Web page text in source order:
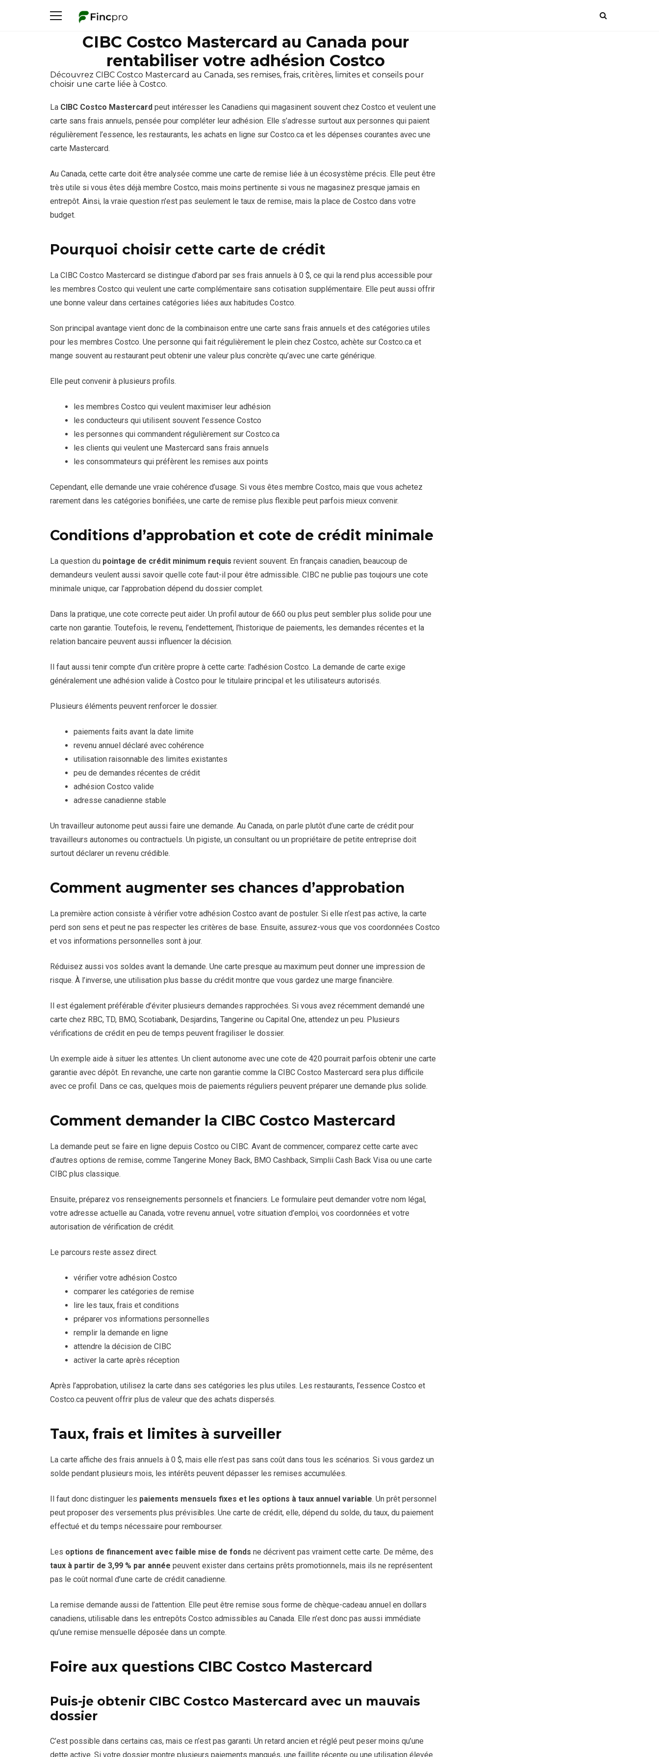
CIBC Costco Mastercard au Canada pour
rentabiliser votre adhésion Costco
Découvrez CIBC Costco Mastercard au Canada, ses remises, frais, critères, limites et conseils pour
choisir une carte liée à Costco.
La CIBC Costco Mastercard peut intéresser les Canadiens qui magasinent souvent chez Costco et veulent une
carte sans frais annuels, pensée pour compléter leur adhésion. Elle s’adresse surtout aux personnes qui paient
régulièrement l’essence, les restaurants, les achats en ligne sur Costco.ca et les dépenses courantes avec une
carte Mastercard.
Au Canada, cette carte doit être analysée comme une carte de remise liée à un écosystème précis. Elle peut être
très utile si vous êtes déjà membre Costco, mais moins pertinente si vous ne magasinez presque jamais en
entrepôt. Ainsi, la vraie question n’est pas seulement le taux de remise, mais la place de Costco dans votre
budget.
Pourquoi choisir cette carte de crédit
La CIBC Costco Mastercard se distingue d’abord par ses frais annuels à 0 $, ce qui la rend plus accessible pour
les membres Costco qui veulent une carte complémentaire sans cotisation supplémentaire. Elle peut aussi offrir
une bonne valeur dans certaines catégories liées aux habitudes Costco.
Son principal avantage vient donc de la combinaison entre une carte sans frais annuels et des catégories utiles
pour les membres Costco. Une personne qui fait régulièrement le plein chez Costco, achète sur Costco.ca et
mange souvent au restaurant peut obtenir une valeur plus concrète qu’avec une carte générique.
Elle peut convenir à plusieurs profils.
les membres Costco qui veulent maximiser leur adhésion
les conducteurs qui utilisent souvent l’essence Costco
les personnes qui commandent régulièrement sur Costco.ca
les clients qui veulent une Mastercard sans frais annuels
les consommateurs qui préfèrent les remises aux points
Cependant, elle demande une vraie cohérence d’usage. Si vous êtes membre Costco, mais que vous achetez
rarement dans les catégories bonifiées, une carte de remise plus flexible peut parfois mieux convenir.
Conditions d’approbation et cote de crédit minimale
La question du pointage de crédit minimum requis revient souvent. En français canadien, beaucoup de
demandeurs veulent aussi savoir quelle cote faut-il pour être admissible. CIBC ne publie pas toujours une cote
minimale unique, car l’approbation dépend du dossier complet.
Dans la pratique, une cote correcte peut aider. Un profil autour de 660 ou plus peut sembler plus solide pour une
carte non garantie. Toutefois, le revenu, l’endettement, l’historique de paiements, les demandes récentes et la
relation bancaire peuvent aussi influencer la décision.
Il faut aussi tenir compte d’un critère propre à cette carte: l’adhésion Costco. La demande de carte exige
généralement une adhésion valide à Costco pour le titulaire principal et les utilisateurs autorisés.
Plusieurs éléments peuvent renforcer le dossier.
paiements faits avant la date limite
revenu annuel déclaré avec cohérence
utilisation raisonnable des limites existantes
peu de demandes récentes de crédit
adhésion Costco valide
adresse canadienne stable
Un travailleur autonome peut aussi faire une demande. Au Canada, on parle plutôt d’une carte de crédit pour
travailleurs autonomes ou contractuels. Un pigiste, un consultant ou un propriétaire de petite entreprise doit
surtout déclarer un revenu crédible.
Comment augmenter ses chances d’approbation
La première action consiste à vérifier votre adhésion Costco avant de postuler. Si elle n’est pas active, la carte
perd son sens et peut ne pas respecter les critères de base. Ensuite, assurez-vous que vos coordonnées Costco
et vos informations personnelles sont à jour.
Réduisez aussi vos soldes avant la demande. Une carte presque au maximum peut donner une impression de
risque. À l’inverse, une utilisation plus basse du crédit montre que vous gardez une marge financière.
Il est également préférable d’éviter plusieurs demandes rapprochées. Si vous avez récemment demandé une
carte chez RBC, TD, BMO, Scotiabank, Desjardins, Tangerine ou Capital One, attendez un peu. Plusieurs
vérifications de crédit en peu de temps peuvent fragiliser le dossier.
Un exemple aide à situer les attentes. Un client autonome avec une cote de 420 pourrait parfois obtenir une carte
garantie avec dépôt. En revanche, une carte non garantie comme la CIBC Costco Mastercard sera plus difficile
avec ce profil. Dans ce cas, quelques mois de paiements réguliers peuvent préparer une demande plus solide.
Comment demander la CIBC Costco Mastercard
La demande peut se faire en ligne depuis Costco ou CIBC. Avant de commencer, comparez cette carte avec
d’autres options de remise, comme Tangerine Money Back, BMO Cashback, Simplii Cash Back Visa ou une carte
CIBC plus classique.
Ensuite, préparez vos renseignements personnels et financiers. Le formulaire peut demander votre nom légal,
votre adresse actuelle au Canada, votre revenu annuel, votre situation d’emploi, vos coordonnées et votre
autorisation de vérification de crédit.
Le parcours reste assez direct.
vérifier votre adhésion Costco
comparer les catégories de remise
lire les taux, frais et conditions
préparer vos informations personnelles
remplir la demande en ligne
attendre la décision de CIBC
activer la carte après réception
Après l’approbation, utilisez la carte dans ses catégories les plus utiles. Les restaurants, l’essence Costco et
Costco.ca peuvent offrir plus de valeur que des achats dispersés.
Taux, frais et limites à surveiller
La carte affiche des frais annuels à 0 $, mais elle n’est pas sans coût dans tous les scénarios. Si vous gardez un
solde pendant plusieurs mois, les intérêts peuvent dépasser les remises accumulées.
Il faut donc distinguer les paiements mensuels fixes et les options à taux annuel variable. Un prêt personnel
peut proposer des versements plus prévisibles. Une carte de crédit, elle, dépend du solde, du taux, du paiement
effectué et du temps nécessaire pour rembourser.
Les options de financement avec faible mise de fonds ne décrivent pas vraiment cette carte. De même, des
taux à partir de 3,99 % par année peuvent exister dans certains prêts promotionnels, mais ils ne représentent
pas le coût normal d’une carte de crédit canadienne.
La remise demande aussi de l’attention. Elle peut être remise sous forme de chèque-cadeau annuel en dollars
canadiens, utilisable dans les entrepôts Costco admissibles au Canada. Elle n’est donc pas aussi immédiate
qu’une remise mensuelle déposée dans un compte.
Foire aux questions CIBC Costco Mastercard
Puis-je obtenir CIBC Costco Mastercard avec un mauvais
dossier
C’est possible dans certains cas, mais ce n’est pas garanti. Un retard ancien et réglé peut peser moins qu’une
dette active. Si votre dossier montre plusieurs paiements manqués, une faillite récente ou une utilisation élevée